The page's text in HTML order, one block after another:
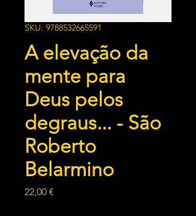
SKU: 9788532665591
A elevação da
mente para
Deus pelos
degraus... - São
Roberto
Belarmino
22,00 €